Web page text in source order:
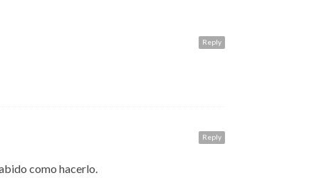
Reply
Reply
como hacerlo.